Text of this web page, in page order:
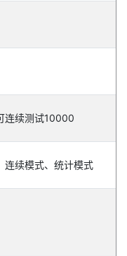
连续测试10000
连续模式、统计模式